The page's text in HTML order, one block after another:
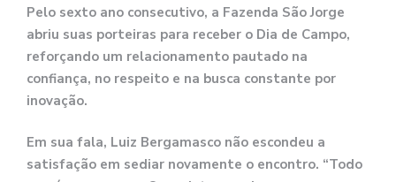
Pelo sexto ano consecutivo, a Fazenda São Jorge
abriu suas porteiras para receber o Dia de Campo,
reforçando um relacionamento pautado na
confiança, no respeito e na busca constante por
inovação.
Em sua fala, Luiz Bergamasco não escondeu a
satisfação em sediar novamente o encontro. “Todo